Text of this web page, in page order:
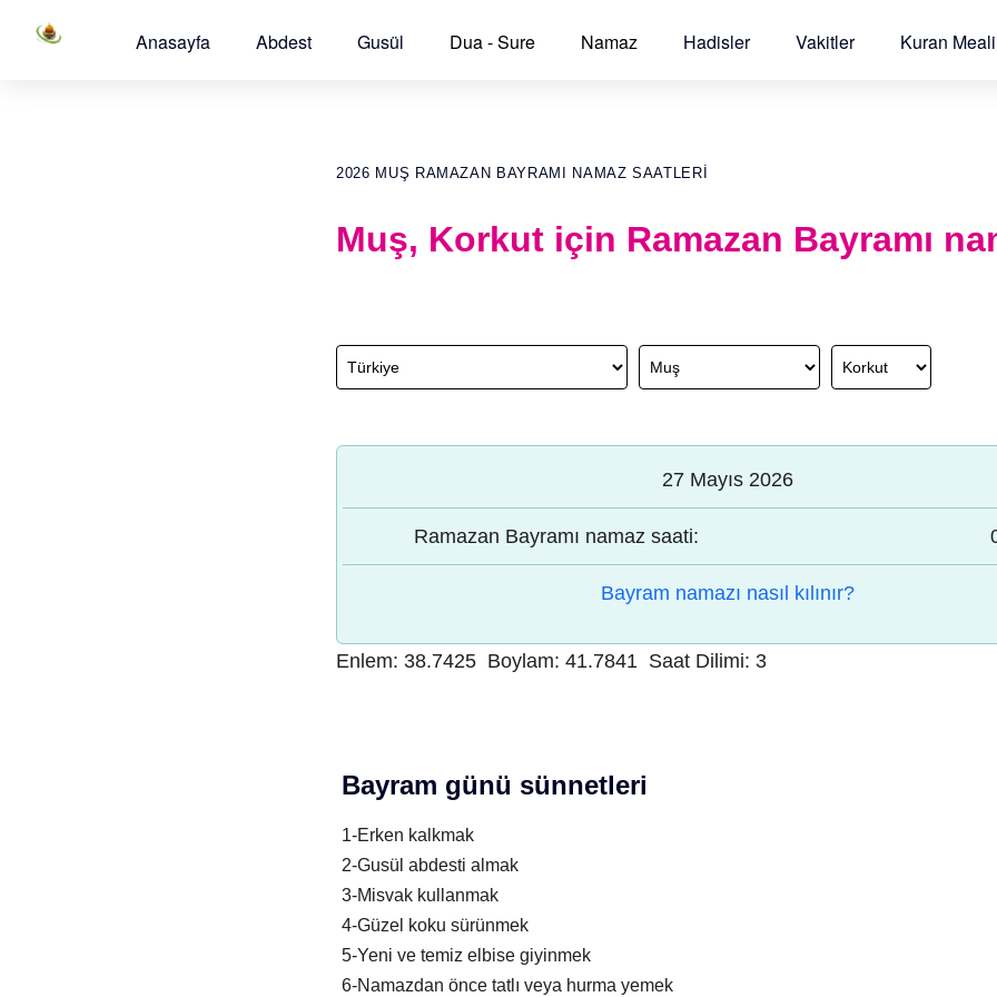
Anasayfa Abdest Gusül Dua - Sure Namaz Hadisler Vakitler Kuran Meali
2026 MUŞ RAMAZAN BAYRAMI NAMAZ SAATLERI
Muş, Korkut için Ramazan Bayramı
27 Mayıs 2026
Ramazan Bayramı namaz saati:
Bayram namazı nasıl kılınır?
Enlem: 38.7425 Boylam: 41.7841 Saat Dilimi: 3
Bayram günü sünnetleri
1-Erken kalkmak
2-Gusül abdesti almak
3-Misvak kullanmak
4-Güzel koku sürünmek
5-Yeni ve temiz elbise giyinmek
6-Namazdan önce tatlı veya hurma yemek